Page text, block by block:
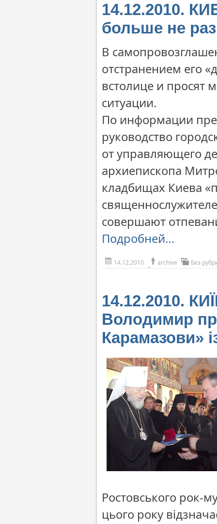
14.12.2010.
больше не
В
отстранением его
встолице и просят
ситуации.
По информации
руководство
от управляющего
архиепископа
кладбищах Киева
совершают
Подробней…
14.12.2010 archive Без
14.12.2010.
Володимир
Карамазови»
Ростовського рок-
цього року